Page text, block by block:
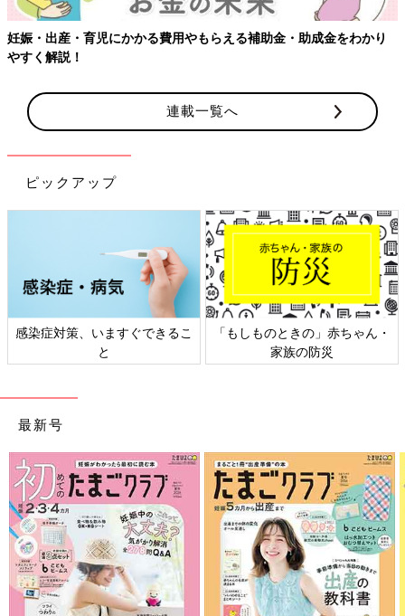
妊娠・出産・育児にかかる費用やもらえる補助金・助成金をわかり
やすく解説！
連載一覧へ
ピックアップ
感染症対策、いますぐできるこ
と
「もしものときの」赤ちゃん・
家族の防災
最新号